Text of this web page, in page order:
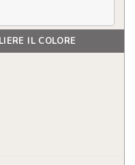
IL COLORE